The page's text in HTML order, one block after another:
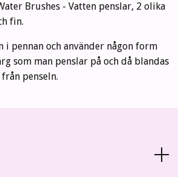
Brushes - Vatten penslar, 2 olika
fin.
i pennan och använder någon form
som man penslar på och då blandas
penseln.